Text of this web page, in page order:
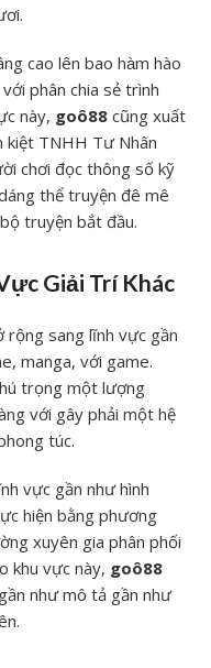
cao lên bao hàm hào
phân chia sẻ trình
này, goô88 cũng xuất
kiệt TNHH Tư Nhân
chơi đọc thông số kỹ
thể truyện đê mê
truyện bắt đầu.
Giải Trí Khác
rộng sang lĩnh vực gần
manga, với game.
trọng một lượng
với gây phải một hệ
túc.
vực gần như hình
hiện bằng phương
xuyên gia phân phối
khu vực này, goô88
như mô tả gần như